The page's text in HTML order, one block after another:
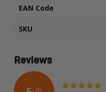
EAN Code
SKU
Reviews